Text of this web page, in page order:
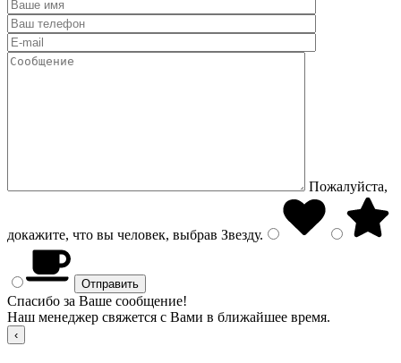
Пожалуйста,
докажите, что вы человек, выбрав Звезду.
Спасибо за Ваше сообщение!
Наш менеджер свяжется с Вами в ближайшее время.